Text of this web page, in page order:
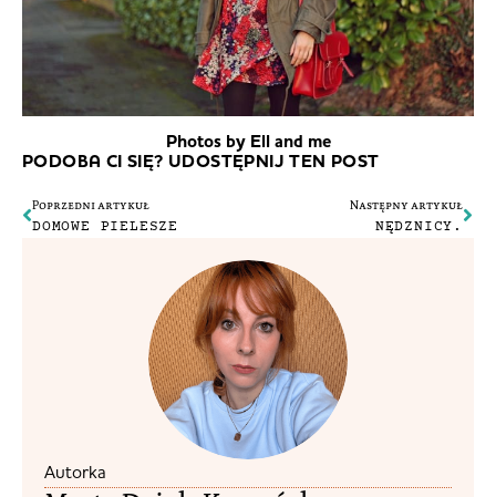
Photos by Ell and me
PODOBA CI SIĘ? UDOSTĘPNIJ TEN POST
Poprzedni artykuł
DOMOWE PIELESZE
Następny artykuł
NĘDZNICY.
Autorka